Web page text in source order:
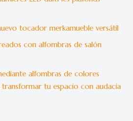
tocador merkamueble versátil
con alfombras de salón
alfombras de colores
tu espacio con audacia